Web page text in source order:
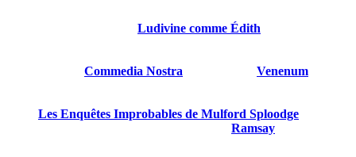
Ludivine comme Édith
Commedia Nostra Venenum
Les Enquêtes Improbables de Mulford Sploodge
Ramsay